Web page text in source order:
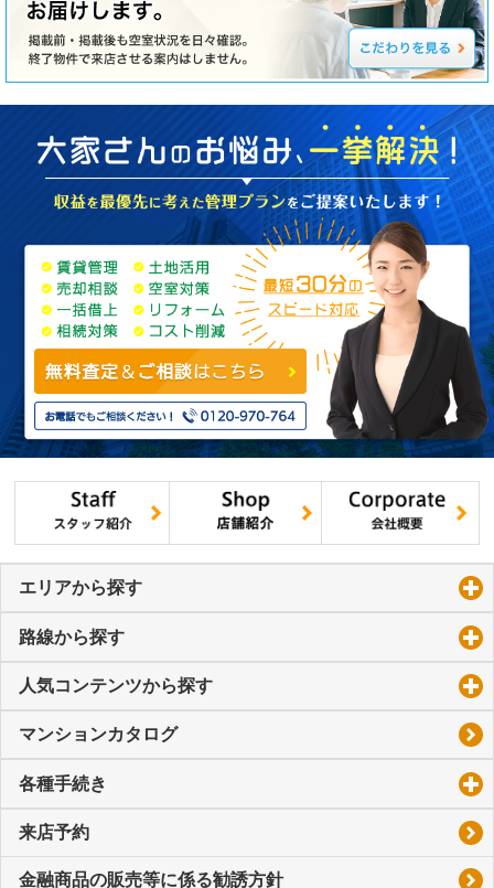
エリアから探す
路線から探す
人気コンテンツから探す
マンションカタログ
各種手続き
来店予約
金融商品の販売等に係る勧誘方針